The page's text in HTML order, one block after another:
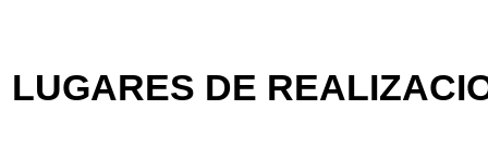
LUGARES DE